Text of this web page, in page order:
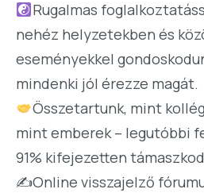
Rugalmas
nehéz helyzetekben és
eseményekkel
mindenki jól érezze magát.
Összetartunk, mint
mint emberek – legutóbbi
91% kifejezetten
✍️Online visszajelző